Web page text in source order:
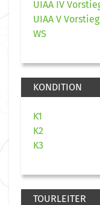
UIAA IV
UIAA V Vorstieg
WS
KONDITION
K1
K2
K3
TOURLEITER